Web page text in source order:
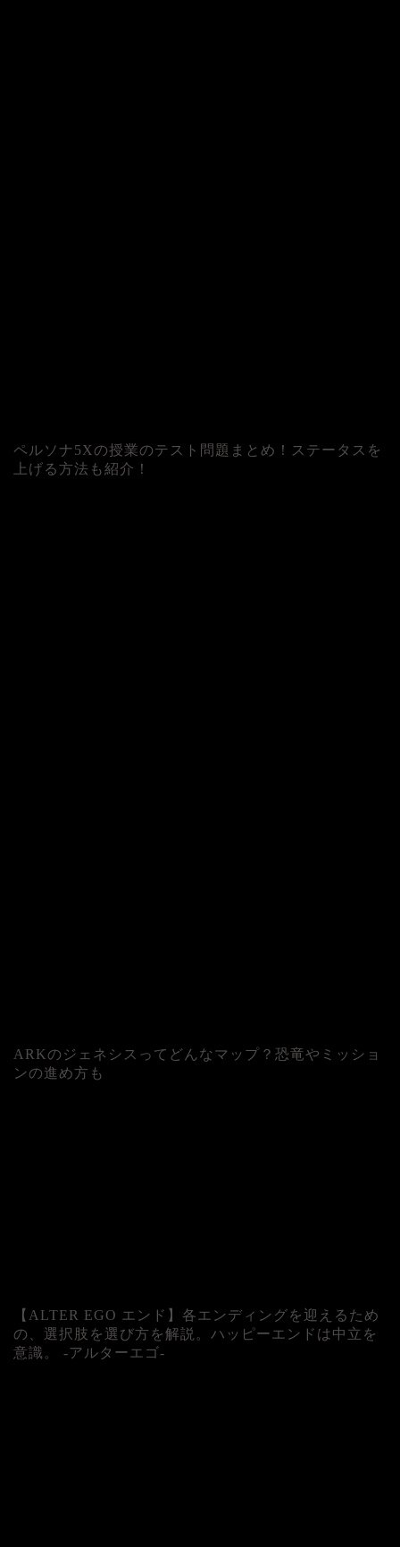
ペルソナ5Xの授業のテスト問題まとめ！ステータスを
上げる方法も紹介！
ARKのジェネシスってどんなマップ？恐竜やミッショ
ンの進め方も
【ALTER EGO エンド】各エンディングを迎えるため
の、選択肢を選び方を解説。ハッピーエンドは中立を
意識。 -アルターエゴ-